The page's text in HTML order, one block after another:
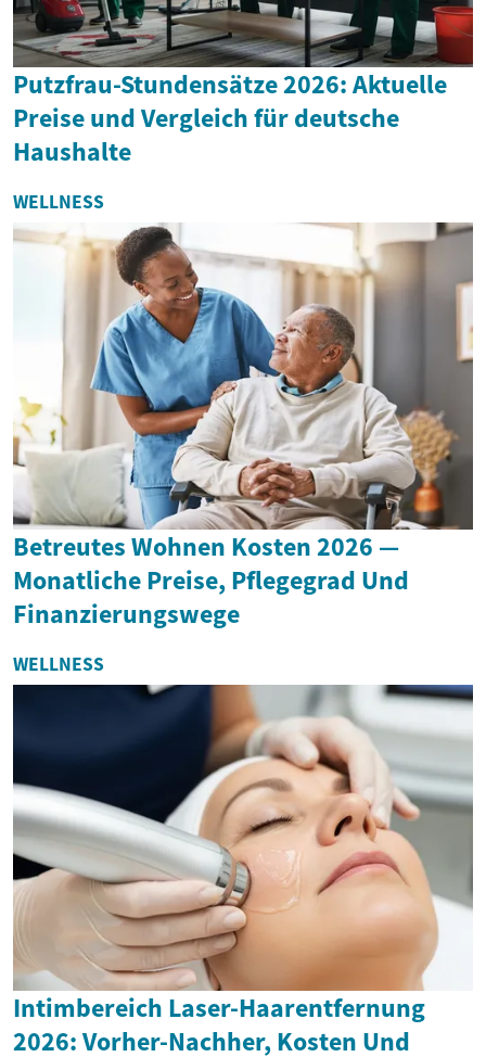
Putzfrau-Stundensätze 2026: Aktuelle
Preise und Vergleich für deutsche
Haushalte
WELLNESS
Betreutes Wohnen Kosten 2026 —
Monatliche Preise, Pflegegrad Und
Finanzierungswege
WELLNESS
Intimbereich Laser-Haarentfernung
2026: Vorher-Nachher, Kosten Und